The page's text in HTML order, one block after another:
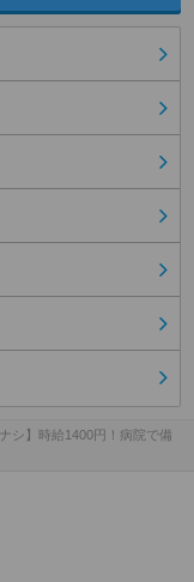
シ】時給1400円！病院で備